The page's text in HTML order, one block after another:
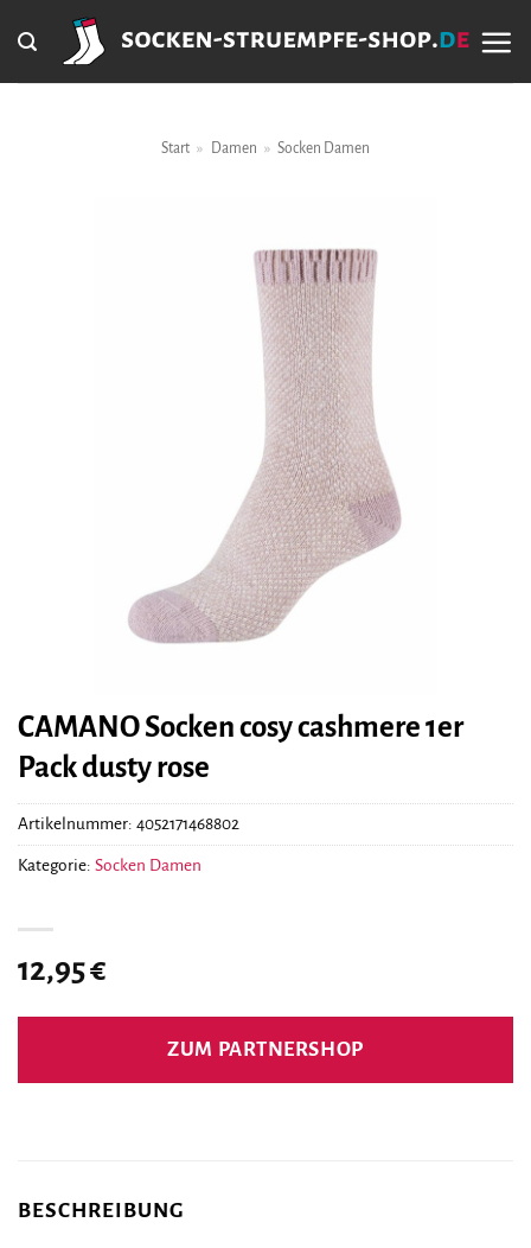
Inhalt
springen
Start » Damen » Socken Damen
CAMANO Socken cosy cashmere 1er
Pack dusty rose
12,95€
ZUM PARTNERSHOP
Artikelnummer: 4052171468802
Kategorie: Socken Damen
BESCHREIBUNG